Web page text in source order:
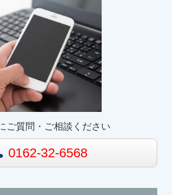
ご質問・ご相談ください
0162-32-6568